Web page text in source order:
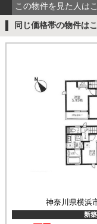
この物件を見た人は
同じ価格帯の物件は
神奈川県横浜
新